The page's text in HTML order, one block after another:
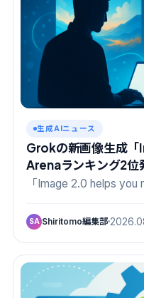
生成AIニュース
Grokの新画像生成「
Arenaランキング2位
「Image 2.0 helps
SA Shiritomo編集部